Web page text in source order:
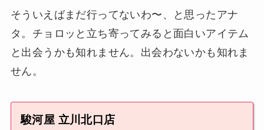
そういえばまだ行ってないわ〜、と思ったアナ
タ。チョロッと立ち寄ってみると面白いアイテム
と出会うかも知れません。出会わないかも知れま
せん。
駿河屋 立川北口店